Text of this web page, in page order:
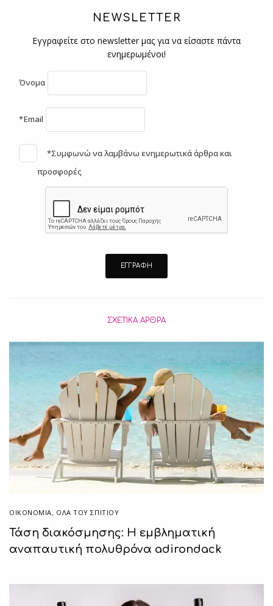
NEWSLETTER
Εγγραφείτε στο newsletter μας για να είσαστε πάντα
ενημερωμένοι!
Όνομα
*Email
*Συμφωνώ να λαμβάνω ενημερωτικά άρθρα και
προσφορές
ΣΧΕΤΙΚΆ ΆΡΘΡΑ
ΟΙΚΟΝΟΜΙΑ, ΌΛΑ ΤΟΥ ΣΠΙΤΙΟΥ
Τάση διακόσμησης: Η εμβληματική
αναπαυτική πολυθρόνα adirondack